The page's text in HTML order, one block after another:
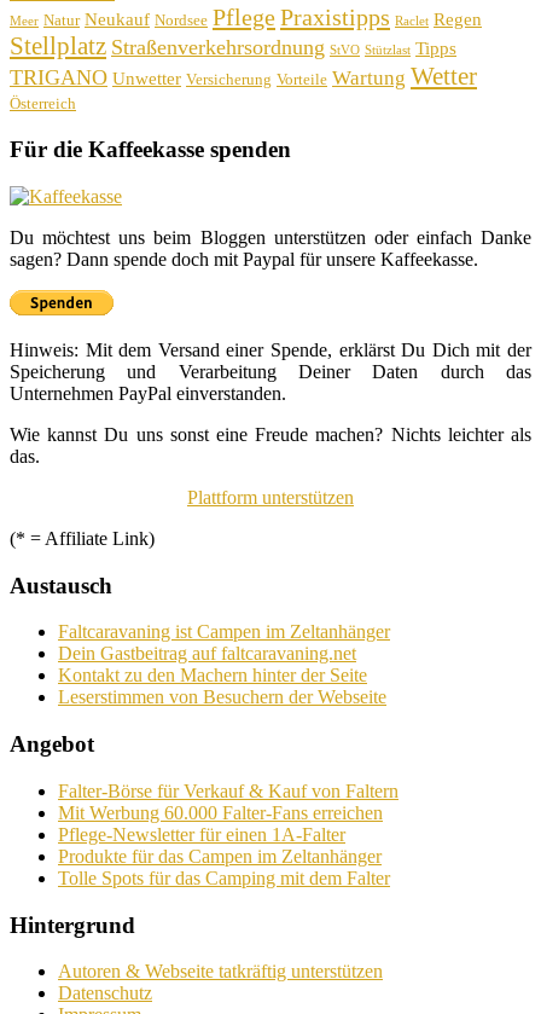
Meer Natur Neukauf Nordsee PflegePraxistipps Raclet Regen
Stellplatz Straßenverkehrsordnung StVO Stützlast Tipps
TRIGANO Unwetter Versicherung Vorteile Wartung Wetter
Österreich
Für die Kaffeekasse spenden
Du möchtest uns beim Bloggen unterstützen oder einfach Danke
sagen? Dann spende doch mit Paypal für unsere Kaffeekasse.
Hinweis: Mit dem Versand einer Spende, erklärst Du Dich mit der
Speicherung und Verarbeitung Deiner Daten durch das
Unternehmen PayPal einverstanden.
Wie kannst Du uns sonst eine Freude machen? Nichts leichter als
das.
Plattform unterstützen
(* = Affiliate Link)
Austausch
Faltcaravaning ist Campen im Zeltanhänger
Dein Gastbeitrag auf faltcaravaning.net
Kontakt zu den Machern hinter der Seite
Leserstimmen von Besuchern der Webseite
Angebot
Falter-Börse für Verkauf & Kauf von Faltern
Mit Werbung 60.000 Falter-Fans erreichen
Pflege-Newsletter für einen 1A-Falter
Produkte für das Campen im Zeltanhänger
Tolle Spots für das Camping mit dem Falter
Hintergrund
Autoren & Webseite tatkräftig unterstützen
Datenschutz